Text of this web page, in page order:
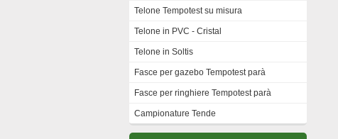
Telone Tempotest su misura
Telone in PVC - Cristal
Telone in Soltis
Fasce per gazebo Tempotest parà
Fasce per ringhiere Tempotest parà
Campionature Tende